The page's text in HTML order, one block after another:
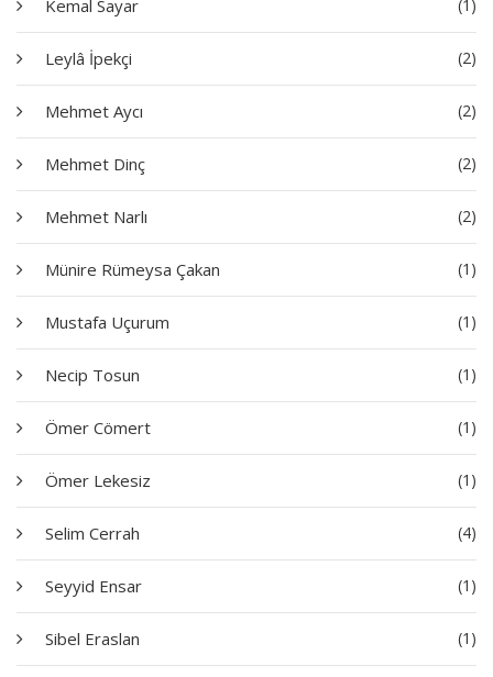
Kemal Sayar (1)
Leylâ İpekçi (2)
Mehmet Aycı (2)
Mehmet Dinç (2)
Mehmet Narlı (2)
Münire Rümeysa Çakan (1)
Mustafa Uçurum (1)
Necip Tosun (1)
Ömer Cömert (1)
Ömer Lekesiz (1)
Selim Cerrah (4)
Seyyid Ensar (1)
Sibel Eraslan (1)